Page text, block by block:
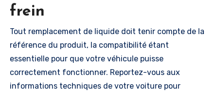
frein
Tout remplacement de liquide doit tenir compte de la
référence du produit, la compatibilité étant
essentielle pour que votre véhicule puisse
correctement fonctionner. Reportez-vous aux
informations techniques de votre voiture pour